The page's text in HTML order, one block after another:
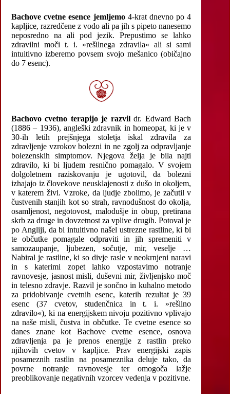
Bachove cvetne esence jemljemo4-krat dnevno po 4
kapljice, razredčene z vodo ali pa jih s pipeto nanesemo
neposredno na ali pod jezik. Prepustimo se lahko
zdravilni moči t. i. »rešilnega zdravila« ali si sami
intuitivno izberemo povsem svojo mešanico (običajno
do 7 esenc).
Bachovo cvetno terapijo je razvildr. Edward Bach
(1886 – 1936), angleški zdravnik in homeopat, ki je v
30-ih letih prejšnjega stoletja iskal zdravila za
zdravljenje vzrokov bolezni in ne zgolj za odpravljanje
bolezenskih simptomov. Njegova želja je bila najti
zdravilo, ki bi ljudem resnično pomagalo. V svojem
dolgoletnem raziskovanju je ugotovil, da bolezni
izhajajo iz človekove neusklajenosti z dušo in okoljem,
v katerem živi. Vzroke, da ljudje zbolimo, je začutil v
čustvenih stanjih kot so strah, ravnodušnost do okolja,
osamljenost, negotovost, malodušje in obup, pretirana
skrb za druge in dovzetnost za vplive drugih. Potoval je
po Angliji, da bi intuitivno našel ustrezne rastline, ki bi
te občutke pomagale odpraviti in jih spremeniti v
samozaupanje, ljubezen, sočutje, mir, veselje …
Nabiral je rastline, ki so divje rasle v neokrnjeni naravi
in s katerimi zopet lahko vzpostavimo notranje
ravnovesje, jasnost misli, duševni mir, življenjsko moč
in telesno zdravje. Razvil je sončno in kuhalno metodo
za pridobivanje cvetnih esenc, katerih rezultat je 39
esenc (37 cvetov, studenčnica in t. i. »rešilno
zdravilo«), ki na energijskem nivoju pozitivno vplivajo
na naše misli, čustva in občutke. Te cvetne esence so
danes znane kot Bachove cvetne esence, osnova
zdravljenja pa je prenos energije z rastlin preko
njihovih cvetov v kapljice. Prav energijski zapis
posameznih rastlin na posameznika deluje tako, da
povrne notranje ravnovesje ter omogoča lažje
preoblikovanje negativnih vzorcev vedenja v pozitivne.